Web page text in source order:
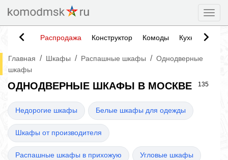
Распродажа Конструктор Комоды Кухни
Главная / Шкафы / Распашные шкафы / Однодверные
шкафы
ОДНОДВЕРНЫЕ ШКАФЫ В МОСКВЕ 135
Недорогие шкафы Белые шкафы для одежды
Шкафы от производителя
Распашные шкафы в прихожую Угловые шкафы